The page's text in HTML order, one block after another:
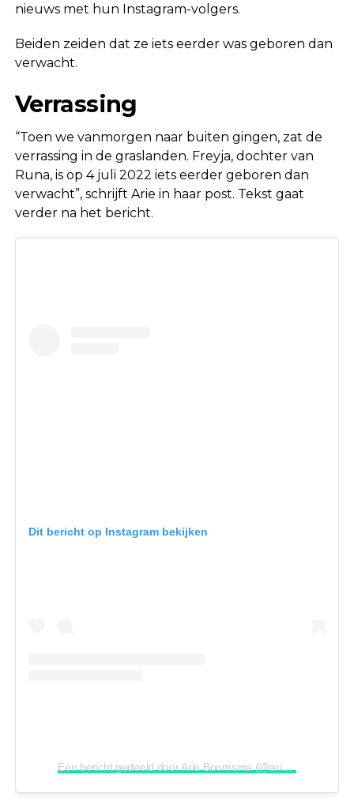
nieuws met hun Instagram-volgers.
Beiden zeiden dat ze iets eerder was geboren dan
verwacht.
Verrassing
“Toen we vanmorgen naar buiten gingen, zat de
verrassing in de graslanden. Freyja, dochter van
Runa, is op 4 juli 2022 iets eerder geboren dan
verwacht”, schrijft Arie in haar post. Tekst gaat
verder na het bericht.
Dit bericht op Instagram bekijken
Een bericht gedeeld door Arie Boomsma (@arieboomsmainstagram)